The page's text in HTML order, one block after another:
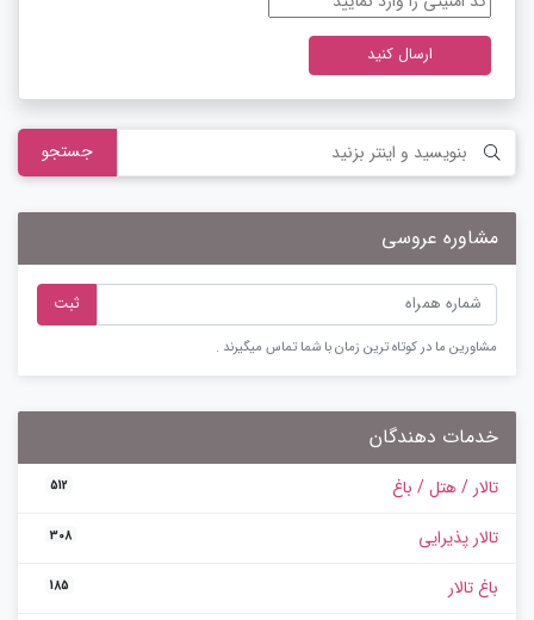
ارسال کنید
جستجو
مشاوره عروسی
ثبت
مشاورین ما در کوتاه ترین زمان با شما تماس میگیرند .
خدمات دهندگان
تالار / هتل / باغ 512
تالار پذیرایی 308
باغ تالار 185